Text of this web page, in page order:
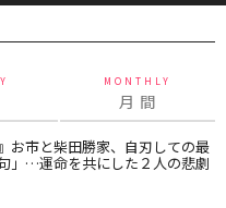
MONTHLY
月 間
お市と柴田勝家、自刃しての最
」…運命を共にした２人の悲劇